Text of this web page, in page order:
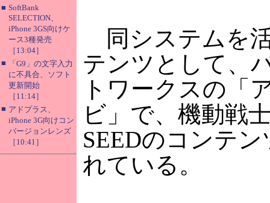
■ SoftBank
SELECTION、
iPhone 3GS向けケ
ース3種発売
［13:04］
■
「G9」の文字入力
に不具合、ソフト
更新開始
［11:14］
■ アドプラス、
iPhone 3G向けコン
バージョンレンズ
［10:41］
同システムを
テンツとして、
トワークスの「
ビ」で、機動戦
SEEDのコンテ
れている。